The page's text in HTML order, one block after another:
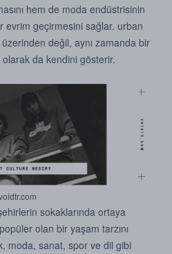
hem de moda endüstrisinin
evrim geçirmesini sağlar. urban
değil, aynı zamanda bir
da kendini gösterir.
sokaklarında ortaya
olan bir yaşam tarzını
moda, sanat, spor ve dil gibi